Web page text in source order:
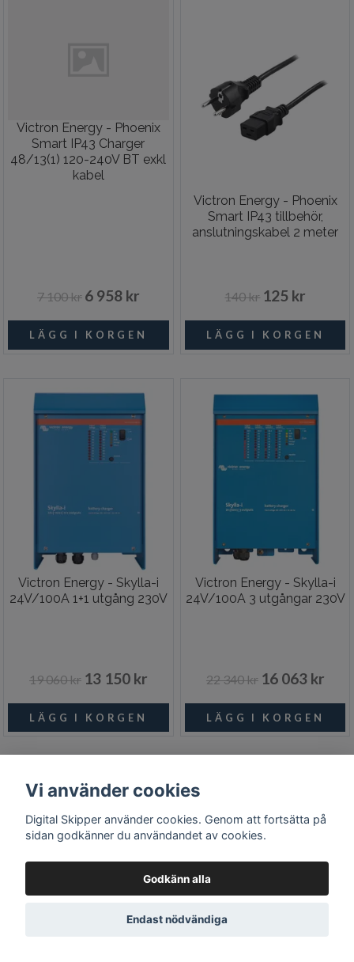
Victron Energy - Phoenix
Smart IP43 Charger
48/13(1) 120-240V BT exkl
kabel
7 100 kr 6 958 kr
Victron Energy - Phoenix
Smart IP43 tillbehör,
anslutningskabel 2 meter
140 kr 125 kr
Victron Energy - Skylla-i
24V/100A 1+1 utgång 230V
19 060 kr 13 150 kr
Victron Energy - Skylla-i
24V/100A 3 utgångar 230V
22 340 kr 16 063 kr
Vi använder cookies
Digital Skipper använder cookies. Genom att fortsätta på
sidan godkänner du användandet av cookies.
Godkänn alla
Endast nödvändiga